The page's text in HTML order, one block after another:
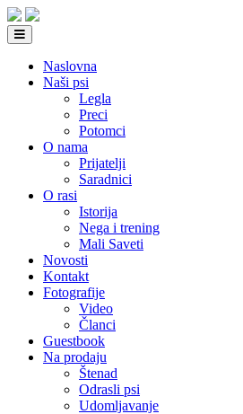
Naslovna
Naši psi
Legla
Preci
Potomci
O nama
Prijatelji
Saradnici
O rasi
Istorija
Nega i trening
Mali Saveti
Novosti
Kontakt
Fotografije
Video
Članci
Guestbook
Na prodaju
Štenad
Odrasli psi
Udomljavanje